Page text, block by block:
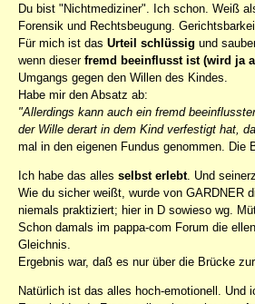
Du bist "Nichtmediziner". Ich schon. Weiß
Forensik und Rechtsbeugung.
Für mich ist das Urteil schlüssig und
wenn dieser fremd beeinflusst ist (wird ja
Umgangs gegen den Willen des Kindes.
Habe mir den Absatz ab:
"Allerdings kann auch ein fremd
der Wille derart in dem Kind verfestigt hat,
mal in den eigenen Fundus genommen. Die
Ich habe das alles selbst erlebt. Und
Wie du sicher weißt, wurde von GARDNER
niemals praktiziert; hier in D sowieso wg.
Schon damals im pappa-com Forum die
Gleichnis.
Ergebnis war, daß es nur über die Brücke
Natürlich ist das alles hoch-emotionell. Und